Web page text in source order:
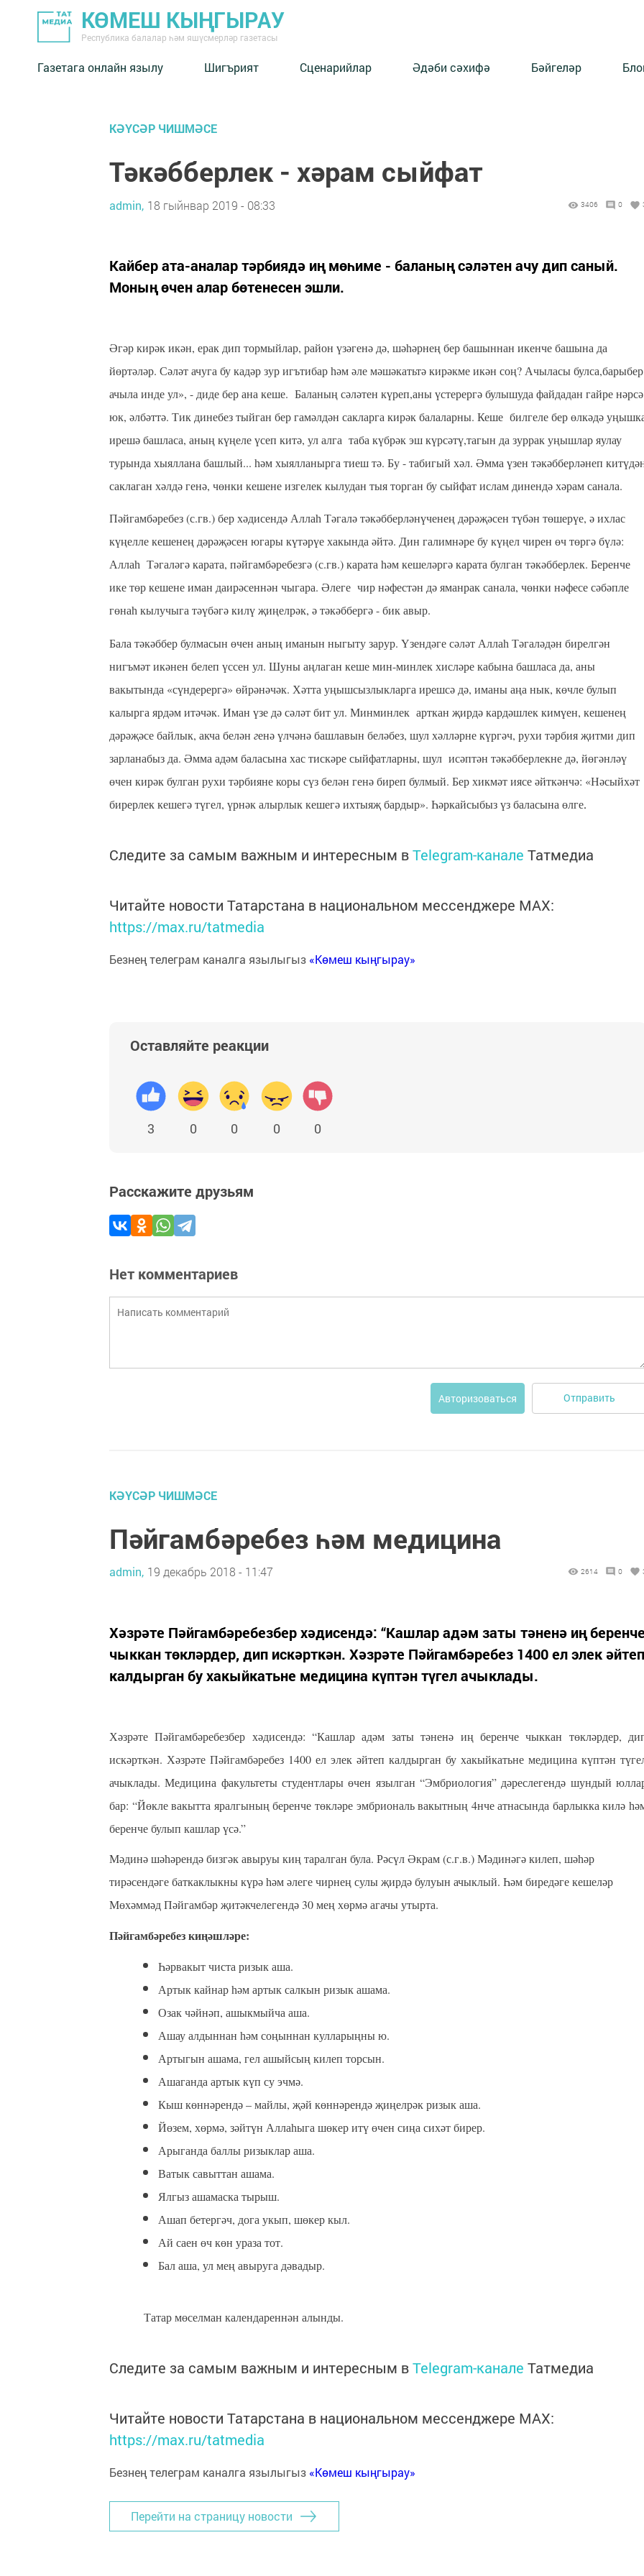
КӨМЕШ КЫҢГЫРАУ
Республика балалар һәм яшүсмерләр газетасы
Газетага онлайн язылу Шигърият Сценарийлар Әдәби сәхифә Бәйгеләр
КӘҮСӘР ЧИШМӘСЕ
Тәкәбберлек - хәрам сыйфат
admin, 18 гыйнвар 2019 - 08:33 3406 0
Кайбер ата-аналар тәрбиядә иң мөһиме - баланың сәләтен ачу дип саный.
Моның өчен алар бөтенесен эшли.
Әгәр кирәк икән, ерак дип тормыйлар, район үзәгенә дә, шәһәрнең бер башыннан икенче башына да
йөртәләр. Сәләт ачуга бу кадәр зур игътибар һәм әле мәшәкатьтә кирәкме икән соң? Ачыласы булса,барыбер
ачыла инде ул», - диде бер ана кеше. Баланың сәләтен күреп,аны үстерергә булышуда файдадан гайре нәрсә
юк, әлбәттә. Тик динебез тыйган бер гамәлдән сакларга кирәк балаларны. Кеше билгеле бер өлкәдә
ирешә башласа, аның күңеле үсеп китә, ул алга таба күбрәк эш күрсәтү,тагын да зуррак уңышлар яулау
турында хыяллана башлый... һәм хыялланырга тиеш тә. Бу - табигый хәл. Әмма үзен тәкәбберләнеп
саклаган хәлдә генә, чөнки кешене изгелек кылудан тыя торган бу сыйфат ислам динендә хәрам санала.
Пәйгамбәребез (с.гв.) бер хәдисендә Аллаһ Тәгалә тәкәбберләнүченең дәрәҗәсен түбән төшерүе, ә ихлас
күңелле кешенең дәрәҗәсен югарыкүтәрүе хакында әйтә. Дин галимнәре бу күңел чирен өч төргә бүлә:
Аллаһ Тәгаләгә карата, пәйгамбәребезгә (с.гв.) карата һәм кешеләргә карата булган тәкәбберлек. Беренче
ике төр кешене иман даирәсеннән чыгара. Әлеге чир нәфестән дә яманрак санала, чөнки нәфесе сәбәпле
гөнаһ кылучыга тәүбәгә килү җиңелрәк, ә тәкәббергә - бик авыр.
Бала тәкәббер булмасын өчен аның иманын ныгыту зарур. Үзендәге сәләт Аллаһ Тәгаләдән бирелгән
нигъмәт икәнен белеп үссен ул. Шуны аңлаган кеше мин-минлек хисләре кабына башласа да, аны
вакытында «сүндерергә» өйрәнәчәк. Хәтта уңышсызлыкларга ирешсә дә, иманы аңа нык, көчле булып
калырга ярдәм итәчәк. Иман үзе дә сәләт бит ул. Минминлек арткан җирдә кардәшлек кимүен, кешенең
дәрәҗәсе байлык, акча белән генә үлчәнә башлавын беләбез, шул хәлләрне күргәч, рухи тәрбия җитми дип
зарланабыз да. Әмма адәм баласына хас тискәре сыйфатларны, шул исәптән тәкәбберлекне дә, йөгәнләү
өчен кирәк булган рухи тәрбияне корысүз белән генә биреп булмый. Бер хикмәт иясе әйткәнчә: «Нәсыйхәт
бирерлек кешегә түгел, үрнәк алырлык кешегә ихтыяҗ бардыр». Һәркайсыбыз үз баласына өлге.
Следите за самым важным и интересным вTelegram-канале Татмедиа
Читайте новости Татарстана в национальном мессенджере MАХ:
https://max.ru/tatmedia
Безнең телеграм каналга язылыгыз «Көмеш кыңгырау»
Оставляйте реакции
3 0 0 0 0
Расскажите друзьям
Нет комментариев
Авторизоваться Отправить
КӘҮСӘР ЧИШМӘСЕ
Пәйгамбәребез һәм медицина
admin, 19 декабрь 2018 - 11:47 2614 0
Хәзрәте Пәйгамбәребезбер хәдисендә: “Кашлар адәм заты тәненә иң
чыккан төкләрдер, дип искәрткән. Хәзрәте Пәйгамбәребез 1400 ел элек әйтеп
калдырган бу хакыйкатьне медицина күптән түгел ачыклады.
Хәзрәте Пәйгамбәребезбер хәдисендә: “Кашлар адәм заты тәненә иң беренче чыккан төкләрдер,
искәрткән. Хәзрәте Пәйгамбәребез 1400 ел элек әйтеп калдырган бу хакыйкатьне медицина күптән
ачыклады. Медицина факультеты студентлары өчен язылган “Эмбриология” дәреслегендә шундый
бар: “Йөкле вакытта яралгының беренче төкләре эмбриональ вакытның 4нче атнасында барлыкка килә
беренче булып кашлар үсә.”
Мәдинә шәһәрендә бизгәк авыруы киң таралган була. Рәсүл Әкрам (с.г.в.) Мәдинәгә килеп, шәһәр
тирәсендәге баткаклыкны күрә һәм әлеге чирнең сулы җирдә булуын ачыклый. Һәм биредәге кешеләр
Мөхәммәд Пәйгамбәр җитәкчелегендә 30 мең хөрмә агачы утырта.
Пәйгамбәребез киңәшләре:
Һәрвакыт чиста ризык аша.
Артык кайнар һәм артык салкын ризык ашама.
Озак чәйнәп, ашыкмыйча аша.
Ашау алдыннан һәм соңыннан кулларыңны ю.
Артыгын ашама, гел ашыйсың килеп торсын.
Ашаганда артык күп су эчмә.
Кыш көннәрендә – майлы, җәй көннәрендә җиңелрәк ризык аша.
Йөзем, хөрмә, зәйтүн Аллаһыга шөкер итү өчен сиңа сихәт бирер.
Арыганда баллы ризыклар аша.
Ватык савыттан ашама.
Ялгыз ашамаска тырыш.
Ашап бетергәч, дога укып, шөкер кыл.
Ай саен өч көн ураза тот.
Бал аша, ул мең авыруга дәвадыр.
Татар мөселман календареннән алынды.
Следите за самым важным и интересным вTelegram-канале Татмедиа
Читайте новости Татарстана в национальном мессенджере MАХ:
https://max.ru/tatmedia
Безнең телеграм каналга язылыгыз «Көмеш кыңгырау»
Перейти на страницу новости